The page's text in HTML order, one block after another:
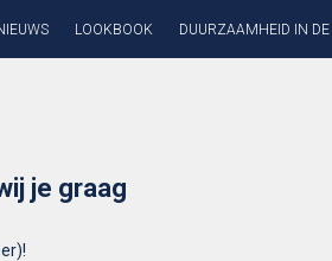
LOOKBOOK DUURZAAMHEID IN DE
je graag